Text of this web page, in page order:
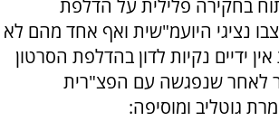
בחקירה פלילית על הדלפת
נציגי היועמ"שית ואף אחד מהם לא
ידיים נקיות לדון בהדלפת הסרטון
לאחר שנפגשה עם הפצ"רית
גוטליב ומוסיפה: